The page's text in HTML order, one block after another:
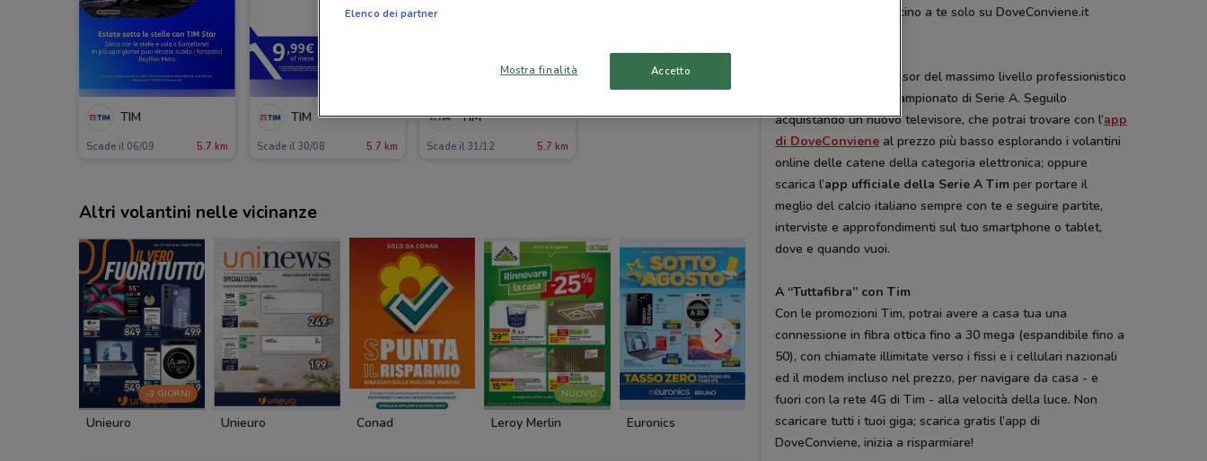
TIM
Scade il 06/09 5.7 km
TIM
Scade il 30/08 5.7 km
TIM
Scade il 31/12 5.7 km
Altri volantini nelle vicinanze
-3 GIORNI
Unieuro Unieuro Conad
NUOVO
Leroy Merlin Euronics Tecnomat Spazio Conad Conad City
ed il centro Tim più vicino a te solo su DoveConviene.it
Tim è da sempre sponsor del massimo livello professionistico
del calcio italiano: il campionato di Serie A. Seguilo
acquistando un nuovo televisore, che potrai trovare con l’app
di DoveConviene al prezzo più basso esplorando i volantini
online delle catene della categoria elettronica; oppure
scarica l’app ufficiale della Serie A Tim per portare il
meglio del calcio italiano sempre con te e seguire partite,
interviste e approfondimenti sul tuo smartphone o tablet,
dove e quando vuoi.
A “Tuttafibra” con Tim
Con le promozioni Tim, potrai avere a casa tua una
connessione in fibra ottica fino a 30 mega (espandibile fino a
50), con chiamate illimitate verso i fissi e i cellulari nazionali
ed il modem incluso nel prezzo, per navigare da casa - e
fuori con la rete 4G di Tim - alla velocità della luce. Non
scaricare tutti i tuoi giga; scarica gratis l’app di
DoveConviene, inizia a risparmiare!
Elenco dei partner
Mostra finalità Accetto